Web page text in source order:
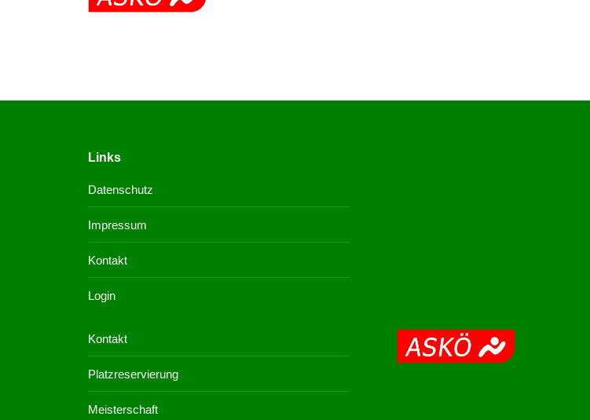
Links
Datenschutz
Impressum
Kontakt
Login
Kontakt
Platzreservierung
Meisterschaft